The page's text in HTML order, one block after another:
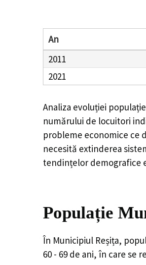
An
2011
2021
Analiza evoluției
numărului de locuitori
probleme economice ce
necesită extinderea
tendințelor demografice
Populație
În Municipiul Reșița,
60 - 69 de ani, în care se